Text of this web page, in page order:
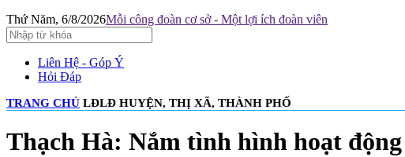
Thứ Năm, 6/8/2026Mỗi công đoàn cơ sở - Một lợi ích đoàn viên
Liên Hệ - Góp Ý
Hỏi Đáp
TRANG CHỦ LĐLĐ HUYỆN, THỊ XÃ, THÀNH PHỐ
Thạch Hà: Nắm tình hình hoạt